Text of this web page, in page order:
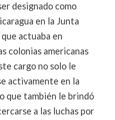
designado como
en la Junta
actuaba en
colonias americanas
cargo no solo le
activamente en la
que también le brindó
a las luchas por